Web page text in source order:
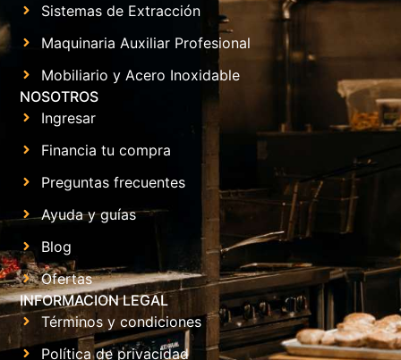
Sistemas de Extracción
Maquinaria Auxiliar Profesional
Mobiliario y Acero Inoxidable
NOSOTROS
Ingresar
Financia tu compra
Preguntas frecuentes
Ayuda y guías
Blog
Ofertas
INFORMACION LEGAL
Términos y condiciones
Política de privacidad